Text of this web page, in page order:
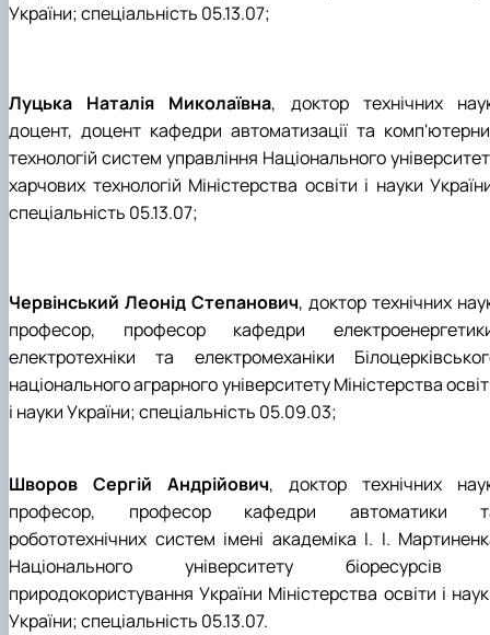
України; спеціальність 05.13.07;
Луцька Наталія Миколаївна, доктор технічних
доцент, доцент кафедри автоматизації та
технологій систем управління Національного
харчових технологій Міністерства освіти і науки
спеціальність 05.13.07;
Червінський Леонід Степанович, доктор технічних
професор, професор кафедри
електротехніки та електромеханіки
національного аграрного університету Міністерства
і науки України; спеціальність 05.09.03;
Шворов Сергій Андрійович, доктор технічних
професор, професор кафедри автоматики
робототехнічних систем імені академіка І. І.
Національного університету біоресурсів
природокористування України Міністерства освіти і
України; спеціальність 05.13.07.